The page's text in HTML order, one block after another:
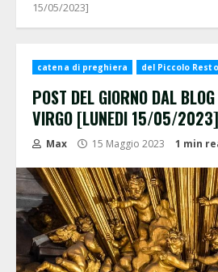
15/05/2023]
catena di preghiera del Piccolo
POST DEL GIORNO DAL
VIRGO [LUNEDI 15/05/2023]
Max 15 Maggio 2023 1 min